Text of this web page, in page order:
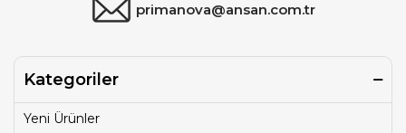
primanova@ansan.com.tr
Kategoriler
Yeni Ürünler